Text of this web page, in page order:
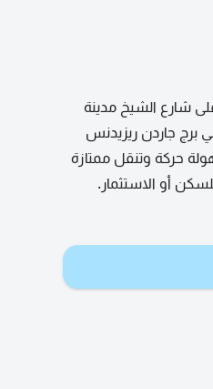
شارع الشيخ مدينة
برج جاردن ريزيدنس
حركة وتنقل ممتازة
610 قدم مربع، مناسب للسكن أو الاستثمار.